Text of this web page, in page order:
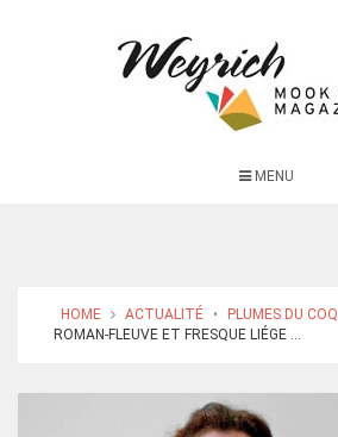
MENU
HOME ACTUALITÉ •
PLUMES DU COQ
ROMAN-FLEUVE ET FRESQUE LIÉGE ...